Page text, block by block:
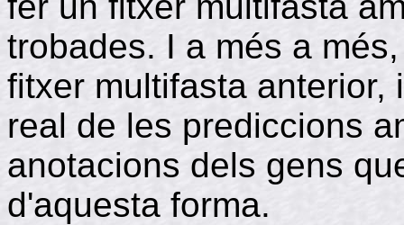
trobades. I a més a
fitxer multifasta
real de les prediccions
anotacions dels gens
d'aquesta forma.